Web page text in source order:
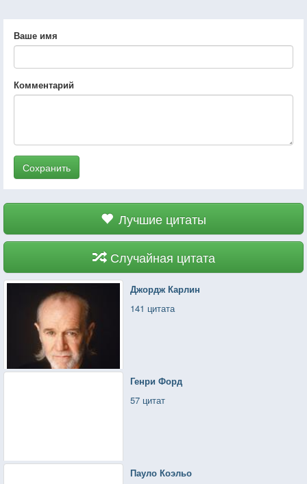
Ваше имя
Комментарий
Сохранить
Лучшие цитаты
Случайная цитата
Джордж Карлин
141 цитата
Генри Форд
57 цитат
Пауло Коэльо